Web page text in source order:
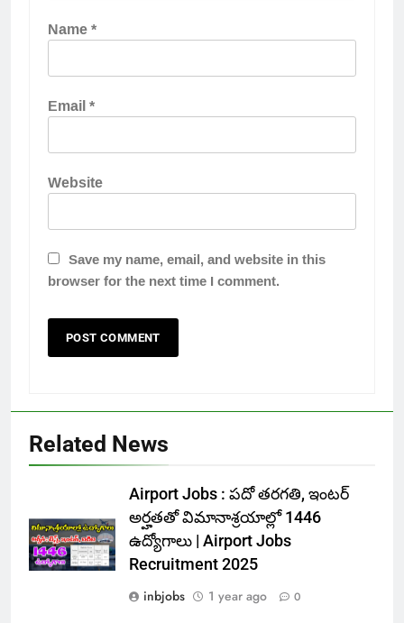
Name*
Email*
Website
Save my name, email, and website in this
browser for the next time I comment.
Related News
Airport Jobs : పదో తరగతి, ఇంటర్
అర్హతతో విమానాశ్రయాల్లో 1446
ఉద్యోగాలు | Airport Jobs
Recruitment 2025
inbjobs
1 year ago 0